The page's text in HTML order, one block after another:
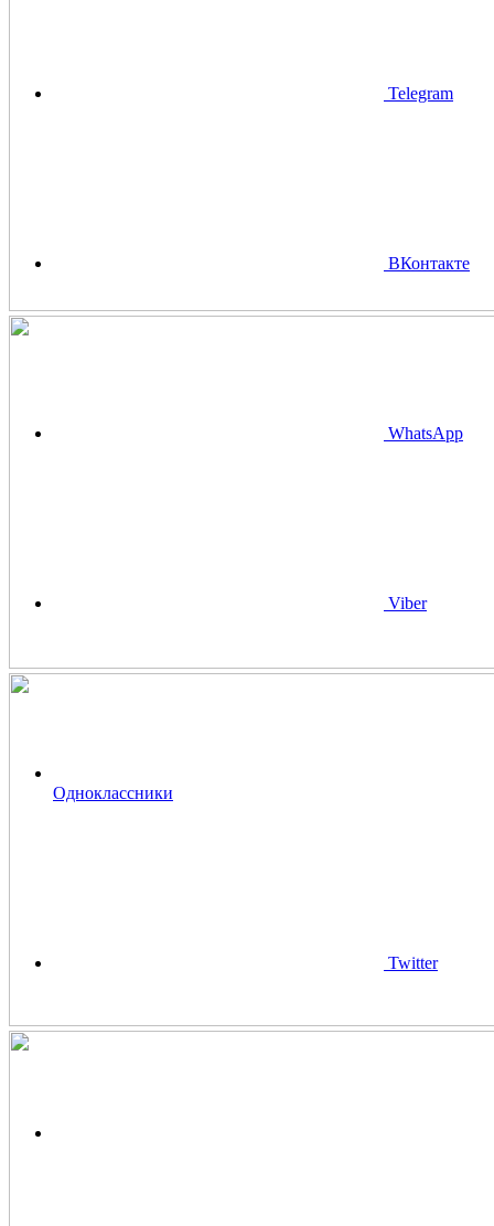
Telegram
ВКонтакте
WhatsApp
Viber
Одноклассники
Twitter